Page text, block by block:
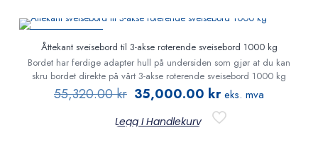
PÅ TILBUD
Åttekant sveisebord til 3-akse roterende sveisebord 1000 kg
Bordet har ferdige adapter hull på undersiden som gjør at du kan
skru bordet direkte på vårt 3-akse roterende sveisebord 1000 kg
55,320.00kr 35,000.00 kr eks. mva
Legg I Handlekurv